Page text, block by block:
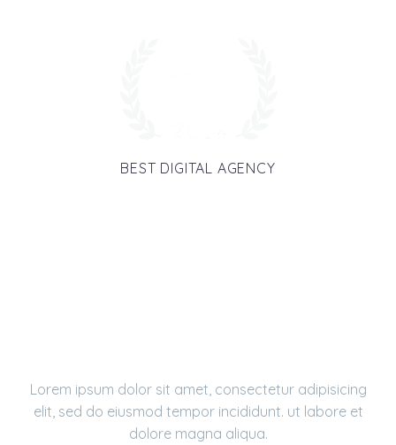
BEST DIGITAL AGENCY
Lorem ipsum dolor sit amet, consectetur adipisicing
elit, sed do eiusmod tempor incididunt. ut labore et
dolore magna aliqua.